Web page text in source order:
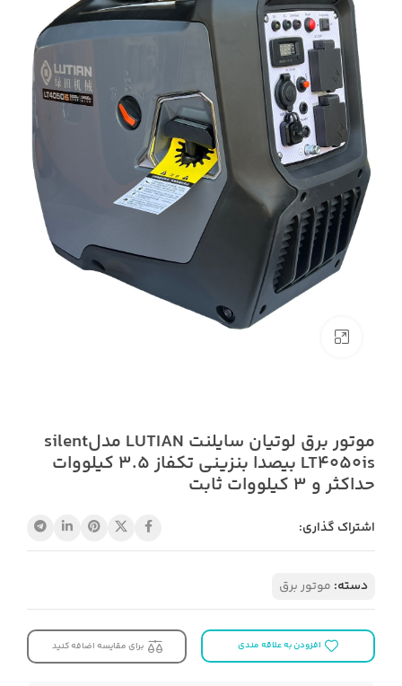
موتور برق لوتیان سایلنت LUTIAN مدلsilent
LT4050is بیصدا بنزینی تکفاز 3.5 کیلووات
حداکثر و 3 کیلووات ثابت
اشتراک گذاری:
دسته: موتور برق
افزودن به علاقه مندی برای مقایسه اضافه کنید